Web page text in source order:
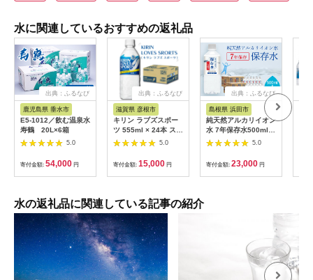
水に関連しているおすすめの返礼品
出典：ふるなび
鹿児島県 垂水市
E5-1012／飲む温泉水
寿鶴 20L×6箱
5.0
寄付金額: 54,000 円
出典：ふるなび
滋賀県 彦根市
キリン ラブズスポー
ツ 555ml × 24本 スポ
ーツドリンク
5.0
寄付金額: 15,000 円
出典：ふるなび
島根県 浜田市
純天然アルカリイオン
水 7年保存水500ml
24本入 2箱 ミネラル
ウォーター 軟水 水 長
期保存 飲料水 防災 備
蓄 備蓄水 非常用 保存
用 防災用 国産 天然水
5.0
寄付金額: 23,000 円
水の返礼品に関連している記事の紹介